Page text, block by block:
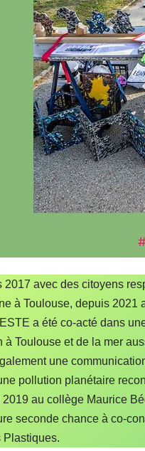
2017 avec des citoyens
à Toulouse, depuis 2021
a été co-acté dans
à Toulouse et de la mer
une
pollution planétaire
au collège Maurice
seconde chance à co-
Plastiques.